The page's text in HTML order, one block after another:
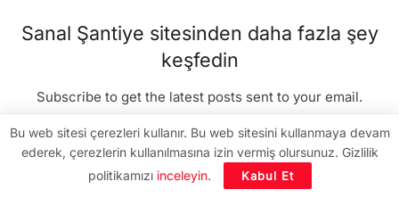
Sanal Şantiye sitesinden daha fazla şey
keşfedin
Subscribe to get the latest posts sent to your email.
Abone ol
Bu web sitesi çerezleri kullanır. Bu web sitesini kullanmaya devam
ederek, çerezlerin kullanılmasına izin vermiş olursunuz. Gizlilik
politikamızı inceleyin. Kabul Et